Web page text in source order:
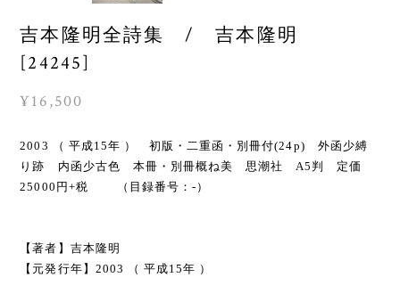
吉本隆明全詩集 / 吉本隆明
[24245]
¥16,500
2003 （ 平成15年 ） 初版・二重函・別冊付(24p) 外函少縛
り跡 内函少古色 本冊・別冊概ね美 思潮社 A5判 定価
25000円+税 （目録番号：-）
【著者】吉本隆明
【元発行年】2003 （ 平成15年 ）